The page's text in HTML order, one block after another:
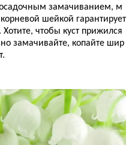
замачиванием, м
шейкой гарантирует
чтобы куст прижился
замачивайте, копайте шир